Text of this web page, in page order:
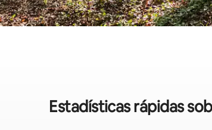
Estadísticas rápidas